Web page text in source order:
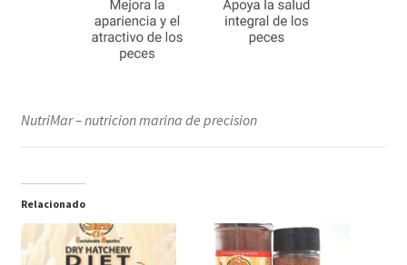
NutriMar – nutricion marina de precision
Relacionado